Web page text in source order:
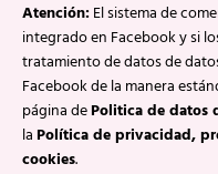
Atención:El sistema de
integrado en Facebook y si
tratamiento de datos de
Facebook de la manera
página dePolitica de datos
laPolítica de privacidad,
cookies.